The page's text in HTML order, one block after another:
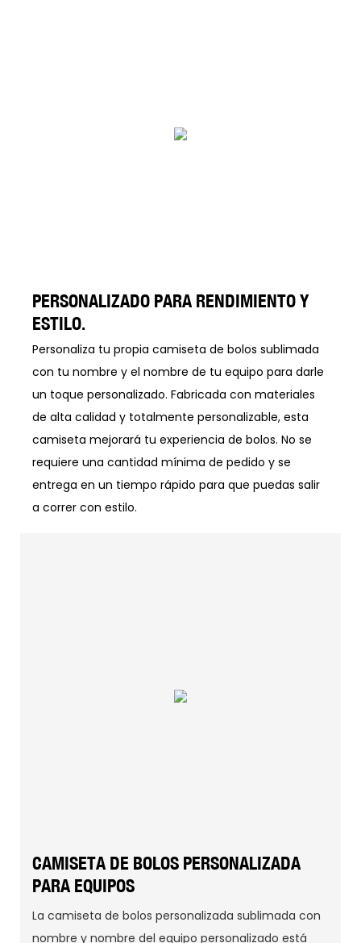
PERSONALIZADO PARA RENDIMIENTO Y
ESTILO.
Personaliza tu propia camiseta de bolos sublimada
con tu nombre y el nombre de tu equipo para darle
un toque personalizado. Fabricada con materiales
de alta calidad y totalmente personalizable, esta
camiseta mejorará tu experiencia de bolos. No se
requiere una cantidad mínima de pedido y se
entrega en un tiempo rápido para que puedas salir
a correr con estilo.
CAMISETA DE BOLOS PERSONALIZADA
PARA EQUIPOS
La camiseta de bolos personalizada sublimada con
nombre y nombre del equipo personalizado está